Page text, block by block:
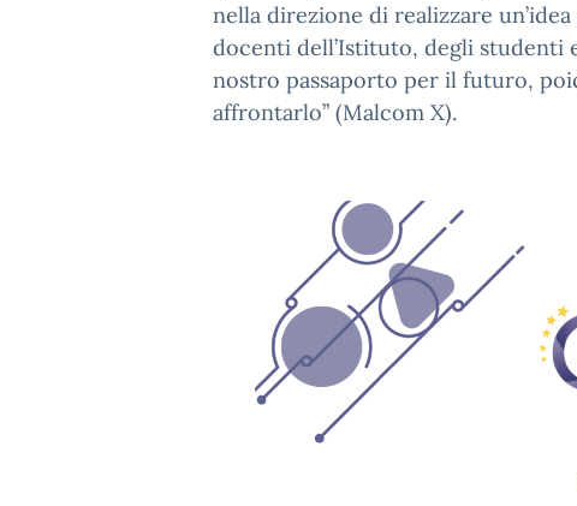
nella direzione di realizzare
docenti dell’Istituto, degli studenti
nostro passaporto per il futuro,
affrontarlo” (Malcom X).